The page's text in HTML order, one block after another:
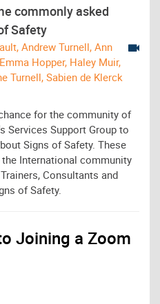
commonly asked
Safety
Andrew Turnell, Ann
Hopper, Haley Muir,
Turnell, Sabien de Klerck
for the community of
Services Support Group to
Signs of Safety. These
International community
Consultants and
of Safety.
Joining a Zoom